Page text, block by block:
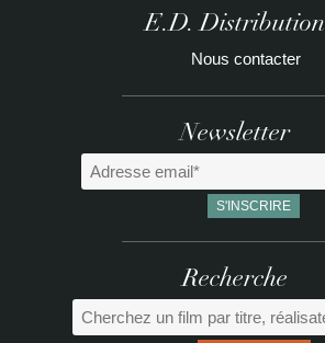
E.D. Distribution
Nous contacter
Newsletter
Recherche